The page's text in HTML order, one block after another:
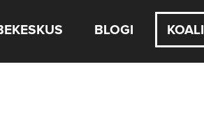
BLOGI